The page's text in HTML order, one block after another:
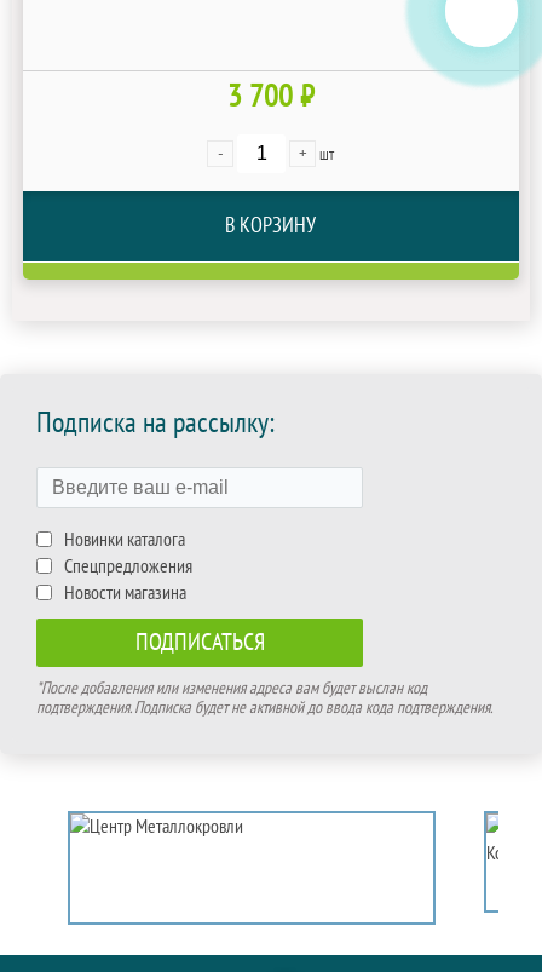
3 700 ₽
- + шт
В КОРЗИНУ
Подписка на рассылку:
Новинки каталога
Спецпредложения
Новости магазина
*После добавления или изменения адреса вам будет выслан код
подтверждения. Подписка будет не активной до ввода кода подтверждения.